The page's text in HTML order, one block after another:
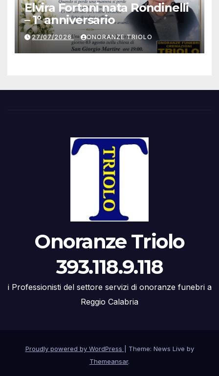
Elvira Fortani nata Rondinelli
– 1° anniversario
27/07/2026 ONORANZE TRIOLO
Onoranze Triolo
393.118.9.118
i Professionisti del settore servizi di onoranze funebri a
Reggio Calabria
Proudly powered by WordPress
Theme: News Live by
Themeansar.